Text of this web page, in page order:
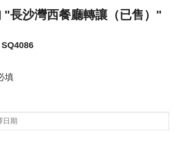
"長沙灣西餐廳轉讓（已售）"
SQ4086
填